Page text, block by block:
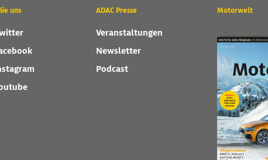
uns ADAC Presse
Veranstaltungen
Newsletter
Podcast
Motorwelt